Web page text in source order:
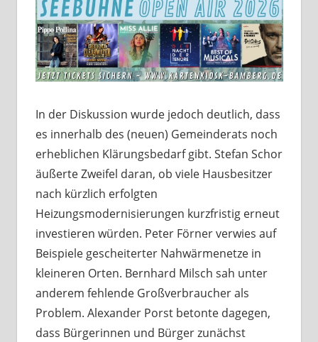
In der Diskussion wurde jedoch deutlich, dass
es innerhalb des (neuen) Gemeinderats noch
erheblichen Klärungsbedarf gibt. Stefan Schor
äußerte Zweifel daran, ob viele Hausbesitzer
nach kürzlich erfolgten
Heizungsmodernisierungen kurzfristig erneut
investieren würden. Peter Förner verwies auf
Beispiele gescheiterter Nahwärmenetze in
kleineren Orten. Bernhard Milsch sah unter
anderem fehlende Großverbraucher als
Problem. Alexander Porst betonte dagegen,
dass Bürgerinnen und Bürger zunächst